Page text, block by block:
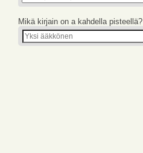
Mikä kirjain on a kahdella pisteellä?